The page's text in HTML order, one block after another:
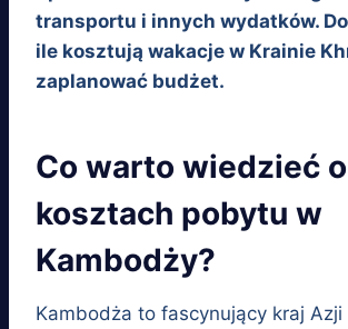
transportu i innych wydatków.
ile kosztują wakacje w Krainie
zaplanować budżet.
Co warto wiedzieć o
kosztach pobytu w
Kambodży?
Kambodża to fascynujący kraj Azji